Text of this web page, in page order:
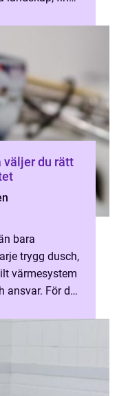
bara
trygg dusch,
värmesystem
För den